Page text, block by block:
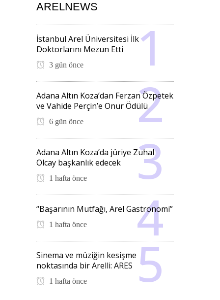
ARELNEWS
İstanbul Arel Üniversitesi İlk
Doktorlarını Mezun Etti
3 gün önce
Adana Altın Koza’dan Ferzan Özpetek
ve Vahide Perçin’e Onur Ödülü
6 gün önce
Adana Altın Koza’da jüriye Zuhal
Olcay başkanlık edecek
1 hafta önce
“Başarının Mutfağı, Arel Gastronomi”
1 hafta önce
Sinema ve müziğin kesişme
noktasında bir Arelli: ARES
1 hafta önce